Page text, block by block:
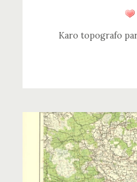
Karo topografo